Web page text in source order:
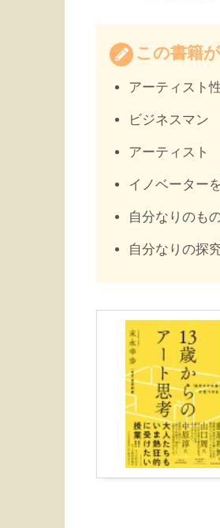
この書籍
アーティスト
ビジネスマン
アーティスト
イノベーター
自分なりのも
自分なりの探